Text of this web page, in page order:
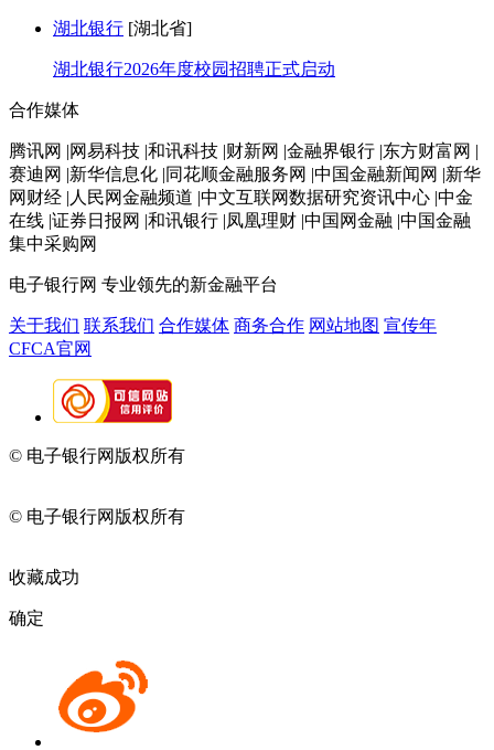
湖北银行 [湖北省]
湖北银行2026年度校园招聘正式启动
合作媒体
腾讯网 |网易科技 |和讯科技 |财新网 |金融界银行 |东方财富网 |
赛迪网 |新华信息化 |同花顺金融服务网 |中国金融新闻网 |新华
网财经 |人民网金融频道 |中文互联网数据研究资讯中心 |中金
在线 |证券日报网 |和讯银行 |凤凰理财 |中国网金融 |中国金融
集中采购网
电子银行网 专业领先的新金融平台
关于我们 联系我们 合作媒体 商务合作 网站地图 宣传年
CFCA官网
© 电子银行网版权所有
© 电子银行网版权所有
收藏成功
确定